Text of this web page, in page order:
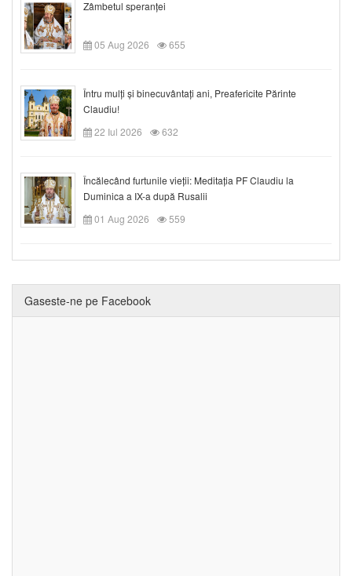
Zâmbetul speranței
05 Aug 2026 655
Întru mulți și binecuvântați ani, Preafericite Părinte
Claudiu!
22 Iul 2026
632
Încălecând furtunile vieții: Meditația PF Claudiu la
Duminica a IX-a după Rusalii
01 Aug 2026
559
Gaseste-ne pe Facebook